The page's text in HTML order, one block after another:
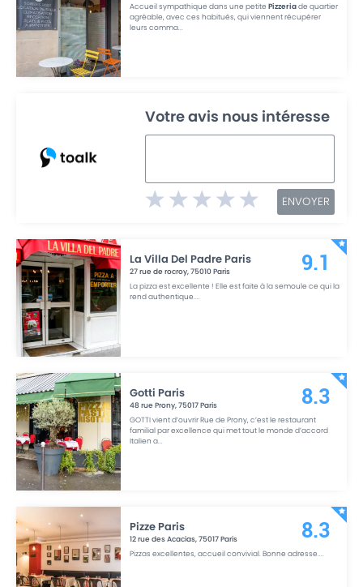
Accueil sympathique dans une petitePizzeriade quartier
agréable, avec ces habitués, qui viennent récupérer
leurs comma...
Votre avis nous intéresse
ENVOYER
La Villa Del Padre Paris
27 rue de rocroy,75010Paris
La pizza est excellente ! Elle est faite à la semoule ce qui la
rend authentique....
9.1
Gotti Paris
48 rue Prony,75017Paris
GOTTI vient d’ouvrir Rue de Prony, c’est le restaurant
familial par excellence qui met tout le monde d’accord
Italien a...
8.3
Pizze Paris
12 rue des Acacias,75017Paris
Pizzas excellentes, accueil convivial. Bonne adresse....
8.3